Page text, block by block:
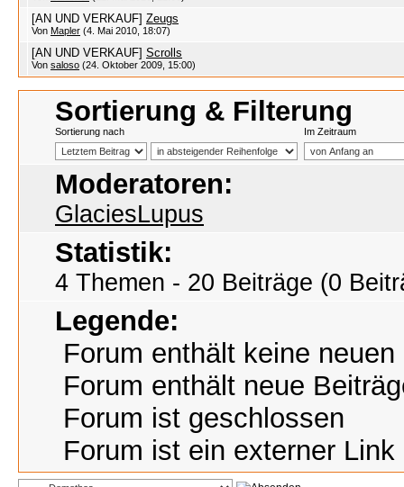
[AN UND VERKAUF] Zeugs
Von Mapler (4. Mai 2010, 18:07)
[AN UND VERKAUF] Scrolls
Von saloso (24. Oktober 2009, 15:00)
Sortierung & Filterung
Sortierung nach Im Zeitraum
Moderatoren:
GlaciesLupus
Statistik:
4 Themen - 20 Beiträge (0
Legende:
Forum enthält keine neuen
Forum enthält neue
Forum ist geschlossen
Forum ist ein externer Link